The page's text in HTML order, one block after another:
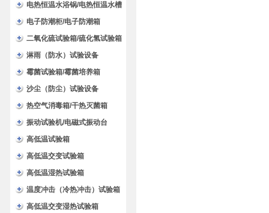
电热恒温水浴锅/电热恒温水槽
电子防潮柜/电子防潮箱
二氧化硫试验箱/硫化氢试验箱
淋雨（防水）试验设备
霉菌试验箱/霉菌培养箱
沙尘（防尘）试验设备
热空气消毒箱/干热灭菌箱
振动试验机/电磁式振动台
高低温试验箱
高低温交变试验箱
高低温湿热试验箱
温度冲击（冷热冲击）试验箱
高低温交变湿热试验箱